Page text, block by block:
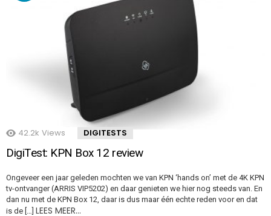
42.2k Views DIGITESTS
DigiTest: KPN Box 12 review
Ongeveer een jaar geleden mochten we van KPN ‘hands on’ met de 4K KPN
tv-ontvanger (ARRIS VIP5202) en daar genieten we hier nog steeds van. En
dan nu met de KPN Box 12, daar is dus maar één echte reden voor en dat
is de […] LEES MEER…